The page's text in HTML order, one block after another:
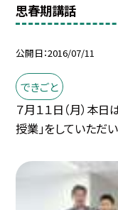
思春期講話
公開日 2016/07/11
できごと
７月１１日（月）本
授業」をしていただ